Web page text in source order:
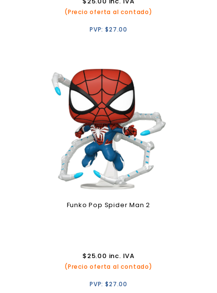
(Precio oferta al contado)
PVP:$27.00
Funko Pop Spider Man 2
$25.00 inc. IVA
(Precio oferta al contado)
PVP:$27.00